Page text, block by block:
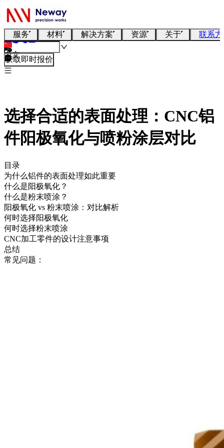
服务 材料 解决方案 资源 关于 联系
中文
获取即时报价
选择合适的表面处理：CNC铝
件阳极氧化与喷粉涂层对比
目录
为什么铝件的表面处理如此重要
什么是阳极氧化？
什么是粉末喷涂？
阳极氧化 vs 粉末喷涂：对比解析
何时选择阳极氧化
何时选择粉末喷涂
CNC加工零件的设计注意事项
总结
常见问题：